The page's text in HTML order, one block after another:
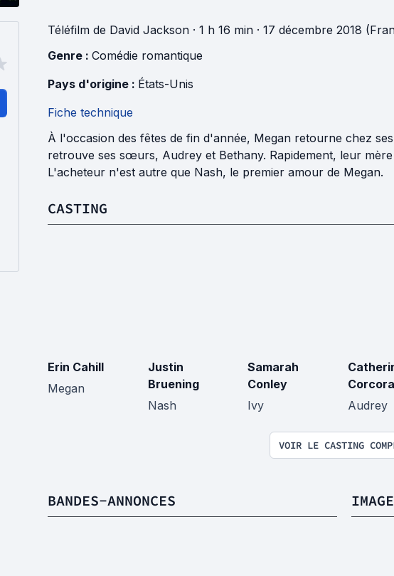
Téléfilm de David Jackson · 1 h 16 min · 17 décembre 2018
Genre : Comédie romantique
Pays d'origine : États-Unis
Fiche technique
À l'occasion des fêtes de fin d'année, Megan retourne chez
retrouve ses sœurs, Audrey et Bethany. Rapidement, leur
L'acheteur n'est autre que Nash, le premier amour de Megan.
CASTING
Erin Cahill
Megan
Justin
Bruening
Nash
Samarah
Conley
Ivy
Audrey
VOIR LE CASTING
BANDES-ANNONCES